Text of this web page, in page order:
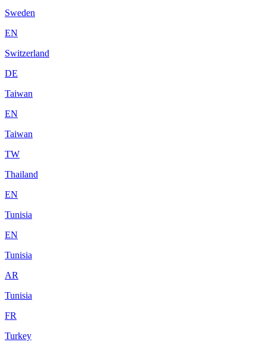
Sweden
EN
Switzerland
DE
Taiwan
EN
Taiwan
TW
Thailand
EN
Tunisia
EN
Tunisia
AR
Tunisia
FR
Turkey